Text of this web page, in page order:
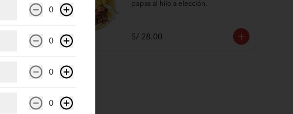
papas al hilo a elección.
S/ 28.00
0
0
0
0